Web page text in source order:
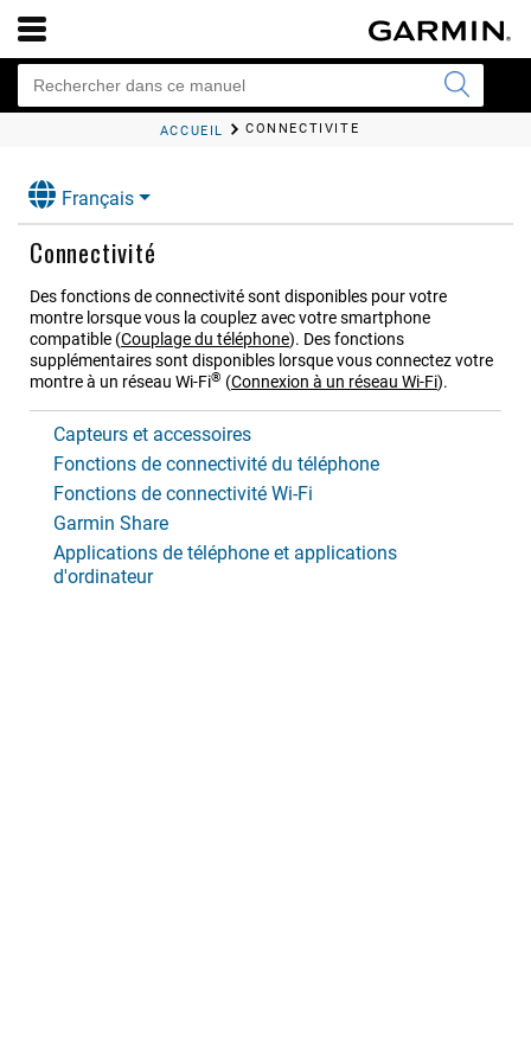
ACCUEIL CONNECTIVITÉ
Français
Connectivité
Des fonctions de connectivité sont disponibles pour votre
montre lorsque vous la couplez avec votre smartphone
compatible (Couplage du téléphone). Des fonctions
supplémentaires sont disponibles lorsque vous connectez votre
montre à un réseau Wi‑Fi® (Connexion à un réseau Wi‑Fi).
Capteurs et accessoires
Fonctions de connectivité du téléphone
Fonctions de connectivité Wi‑Fi
Garmin Share
Applications de téléphone et applications
d'ordinateur